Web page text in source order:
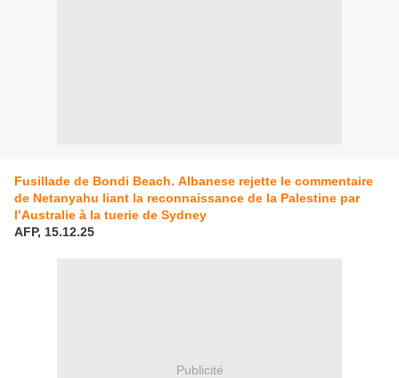
Fusillade de Bondi Beach. Albanese rejette le commentaire
de Netanyahu liant la reconnaissance de la Palestine par
l’Australie à la tuerie de Sydney
AFP, 15.12.25
Publicité